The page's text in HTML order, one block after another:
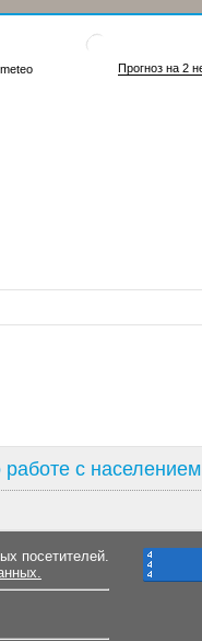
с населением
посетителей.